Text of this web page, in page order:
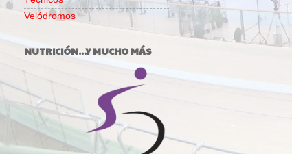
Velódromos
NUTRICIÓN...Y MUCHO MÁS